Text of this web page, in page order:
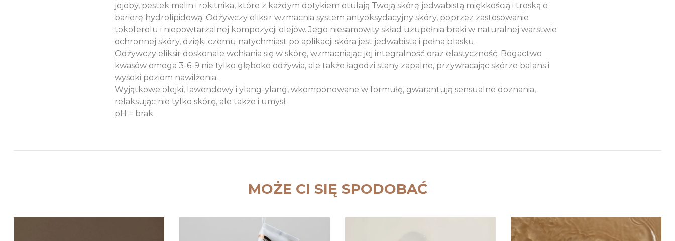
jojoby, pestek malin i rokitnika, które z każdym dotykiem otulają Twoją skórę jedwabistą miękkością i troską o
barierę hydrolipidową. Odżywczy eliksir wzmacnia system antyoksydacyjny skóry, poprzez zastosowanie
tokoferolu i niepowtarzalnej kompozycji olejów. Jego niesamowity skład uzupełnia braki w naturalnej warstwie
ochronnej skóry, dzięki czemu natychmiast po aplikacji skóra jest jedwabista i pełna blasku.
Odżywczy eliksir doskonale wchłania się w skórę, wzmacniając jej integralność oraz elastyczność. Bogactwo
kwasów omega 3-6-9 nie tylko głęboko odżywia, ale także łagodzi stany zapalne, przywracając skórze balans i
wysoki poziom nawilżenia.
Wyjątkowe olejki, lawendowy i ylang-ylang, wkomponowane w formułę, gwarantują sensualne doznania,
relaksując nie tylko skórę, ale także i umysł.
pH = brak
MOŻE CI SIĘ SPODOBAĆ